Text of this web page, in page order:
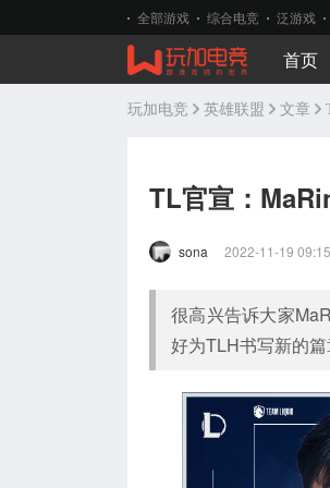
全部游戏 综合电竞 泛游戏
首页
玩加电竞 英雄联盟 文章
TL官宣：
sona 2022-11-19 09:15
很高兴告诉大家
好为TLH书写新的